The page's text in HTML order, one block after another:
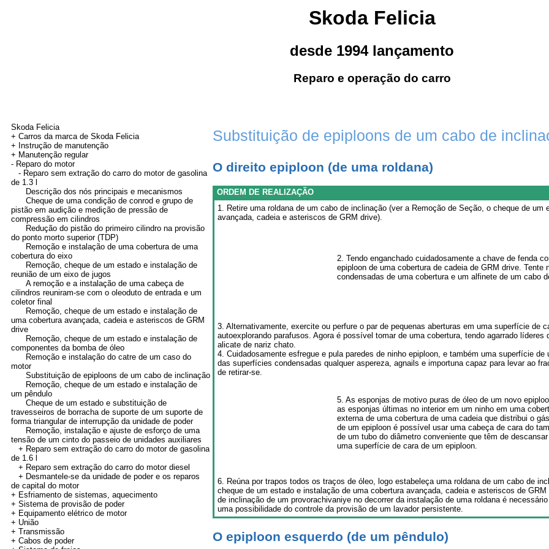
Skoda Felicia
desde 1994 lançamento
Reparo e operação do carro
Skoda Felicia
+ Carros da marca de Skoda Felicia
+ Instrução de manutenção
+ Manutenção regular
- Reparo do motor
- Reparo sem extração do carro do motor de gasolina
de 1.3 l
Descrição dos nós principais e mecanismos
Cheque de uma condição de conrod e grupo de
pistão em audição e medição de pressão de
compressão em cilindros
Redução do pistão do primeiro cilindro na provisão
do ponto morto superior (TDP)
Remoção e instalação de uma cobertura de uma
cobertura do eixo
Remoção, cheque de um estado e instalação de
reunião de um eixo de jugos
A remoção e a instalação de uma cabeça de
cilindros reuniram-se com o oleoduto de entrada e um
coletor final
Remoção, cheque de um estado e instalação de
uma cobertura avançada, cadeia e asteriscos de GRM
drive
Remoção, cheque de um estado e instalação de
componentes da bomba de óleo
Remoção e instalação do catre de um caso do
motor
Substituição de epiploons de um cabo de inclinação
Remoção, cheque de um estado e instalação de
um pêndulo
Cheque de um estado e substituição de
travesseiros de borracha de suporte de um suporte de
forma triangular de interrupção da unidade de poder
Remoção, instalação e ajuste de esforço de uma
tensão de um cinto do passeio de unidades auxiliares
+ Reparo sem extração do carro do motor de gasolina
de 1.6 l
+ Reparo sem extração do carro do motor diesel
+ Desmantele-se da unidade de poder e os reparos
de capital do motor
+ Esfriamento de sistemas, aquecimento
+ Sistema de provisão de poder
+ Equipamento elétrico de motor
+ União
+ Transmissão
+ Cabos de poder
Substituição de epiploons de um cabo de
O direito epiploon (de uma roldana)
ORDEM DE REALIZAÇÃO
1. Retire uma roldana de um cabo de inclinação (ver a Remoção de Seção, o cheque de um
avançada, cadeia e asteriscos de GRM drive).
2. Tendo enganchado cuidadosamente a chave de fenda
epiploon de uma cobertura de cadeia de GRM drive. Tente
condensadas de uma cobertura e um alfinete de um cabo
3. Alternativamente, exercite ou perfure o par de pequenas aberturas em uma superfície de
autoexplorando parafusos. Agora é possível tomar de uma cobertura, tendo agarrado líderes
alicate de nariz chato.
4. Cuidadosamente esfregue e pula paredes de ninho epiploon, e também uma superfície
das superfícies condensadas qualquer aspereza, agnails e importuna capaz para levar ao
de retirar-se.
5. As esponjas de motivo puras de óleo de um novo
as esponjas últimas no interior em um ninho em uma
externa de uma cobertura de uma cadeia que distribui o
de um epiploon é possível usar uma cabeça de cara do
de um tubo do diâmetro conveniente que têm de
uma superfície de cara de um epiploon.
6. Reúna por trapos todos os traços de óleo, logo estabeleça uma roldana de um cabo de
cheque de um estado e instalação de uma cobertura avançada, cadeia e asteriscos de
de inclinação de um provorachivaniye no decorrer da instalação de uma roldana é
uma possibilidade do controle da provisão de um lavador persistente.
O epiploon esquerdo (de um pêndulo)